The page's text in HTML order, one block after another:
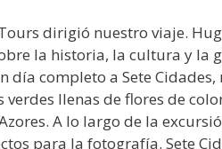
dirigió nuestro viaje.
la historia, la cultura y la
día completo a Sete
llenas de flores de
A lo largo de la
para la fotografía. Sete